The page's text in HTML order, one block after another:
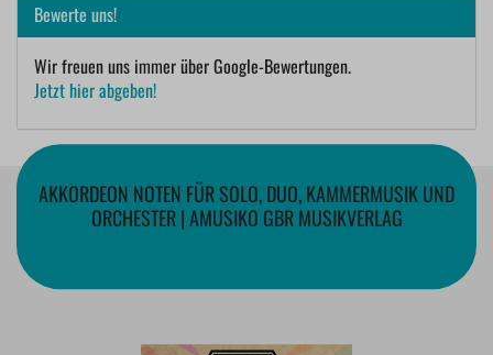
Bewerte uns!
Wir freuen uns immer über Google-Bewertungen.
Jetzt hier abgeben!
AKKORDEON NOTEN FÜR SOLO, DUO, KAMMERMUSIK UND
ORCHESTER | AMUSIKO GBR MUSIKVERLAG